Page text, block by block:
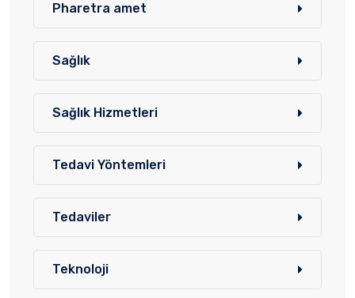
Pharetra amet
Sağlık
Sağlık Hizmetleri
Tedavi Yöntemleri
Tedaviler
Teknoloji